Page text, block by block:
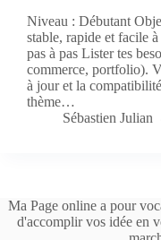
Niveau : Débutant
stable, rapide et facile
pas à pas Lister tes
commerce, portfolio).
à jour et la
thème…
Sébastien Julian
Ma Page online a pour
d'accomplir vos idée en